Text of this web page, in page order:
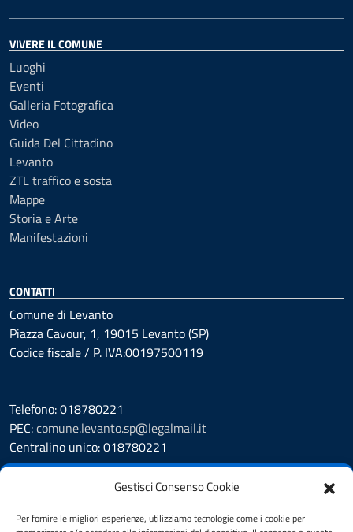
Gestisci Consenso Cookie
Per fornire le migliori esperienze, utilizziamo tecnologie come i cookie per
VIVERE IL COMUNE
Luoghi
Eventi
Galleria Fotografica
Video
Guida Del Cittadino
Levanto
ZTL traffico e sosta
Mappe
Storia e Arte
Manifestazioni
CONTATTI
Comune di Levanto
Piazza Cavour, 1, 19015 Levanto (SP)
Codice fiscale / P. IVA:00197500119
Telefono: 018780221
PEC:comune.levanto.sp@legalmail.it
Centralino unico: 018780221
Prenotazione appuntamento
Segnalazione disservizio